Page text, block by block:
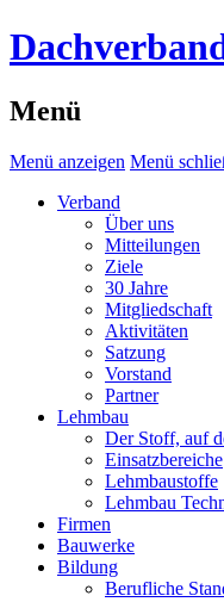
Menü
Menü anzeigen Menü
Verband
Über uns
Mitteilungen
Ziele
30 Jahre
Mitgliedschaft
Aktivitäten
Satzung
Vorstand
Partner
Lehmbau
Der Stoff, auf
Einsatzbereiche
Lehmbaustoffe
Lehmbau
Firmen
Bauwerke
Bildung
Berufliche